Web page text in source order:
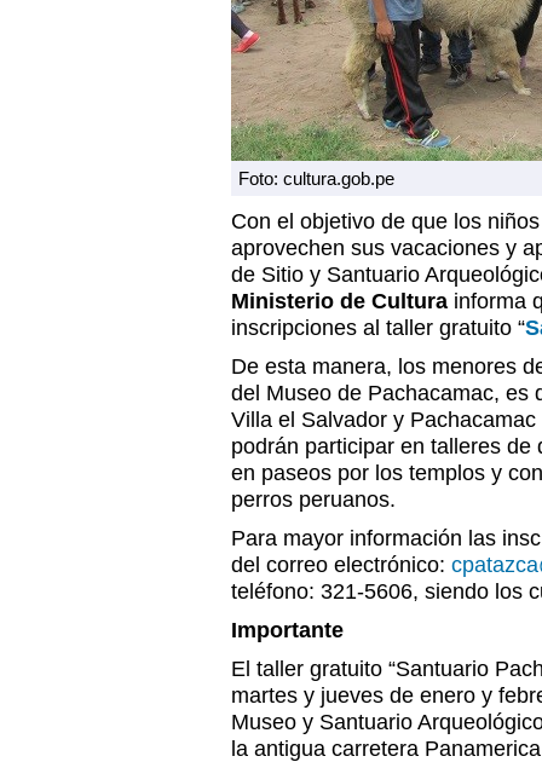
Foto: cultura.gob.pe
Con el objetivo de que los
aprovechen sus vacaciones y
de Sitio y Santuario
Ministerio de Cultura informa
inscripciones al taller gratuito “
De esta manera, los menores
del Museo de Pachacamac, es
Villa el Salvador y
podrán participar en talleres
en paseos por los templos y
perros peruanos.
Para mayor información las
del correo electrónico:
teléfono: 321-5606, siendo los
Importante
El taller gratuito “Santuario
martes y jueves de enero y
Museo y Santuario
la antigua carretera